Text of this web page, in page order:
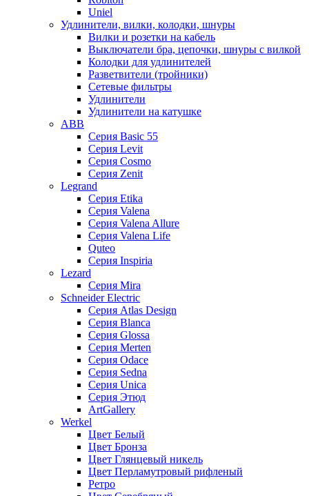
Uniel
Удлинители, вилки, колодки, шнуры
Вилки и розетки на кабель
Выключатели бра, цепочки, шнуры с вилкой
Колодки для удлинителей
Разветвители (тройники)
Сетевые фильтры
Удлинители
Удлинители на катушке
ABB
Серия Basic 55
Серия Levit
Серия Cosmo
Серия Zenit
Legrand
Серия Etika
Серия Valena
Серия Valena Allure
Серия Valena Life
Quteo
Серия Inspiria
Lezard
Серия Mira
Schneider Electric
Серия Atlas Design
Серия Blanca
Серия Glossa
Серия Merten
Серия Odace
Серия Sedna
Серия Unica
Серия Этюд
ArtGallery
Werkel
Цвет Белый
Цвет Бронза
Цвет Глянцевый никель
Цвет Перламутровый рифленый
Ретро